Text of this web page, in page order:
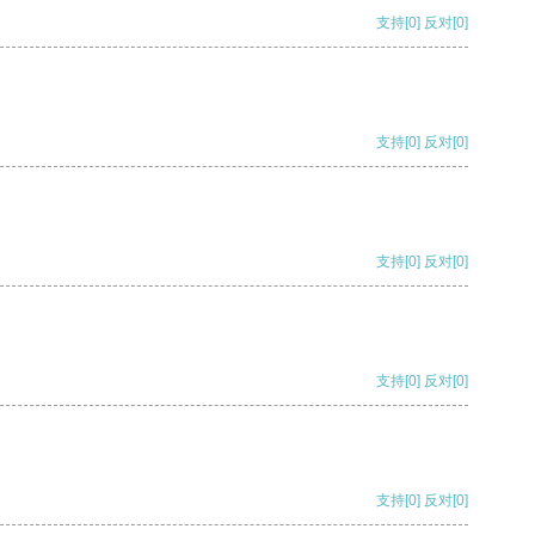
支持[0] 反对[0]
支持[0] 反对[0]
支持[0] 反对[0]
支持[0] 反对[0]
支持[0] 反对[0]